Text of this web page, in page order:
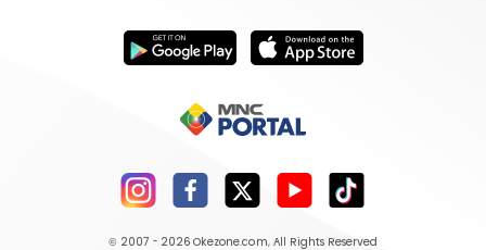
© 2007 - 2026 Okezone.com, All Rights Reserved